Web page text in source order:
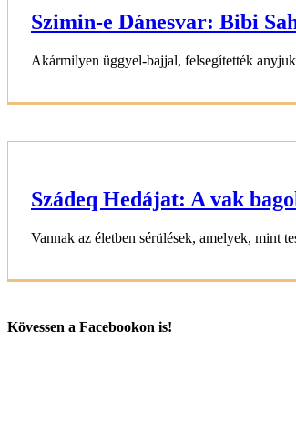
Szimin-e Dánesvar: Bibi
Akármilyen üggyel-bajjal, felsegítették
Szádeq Hedájat: A vak
Vannak az életben sérülések, amelyek, mint
Kövessen a Facebookon is!